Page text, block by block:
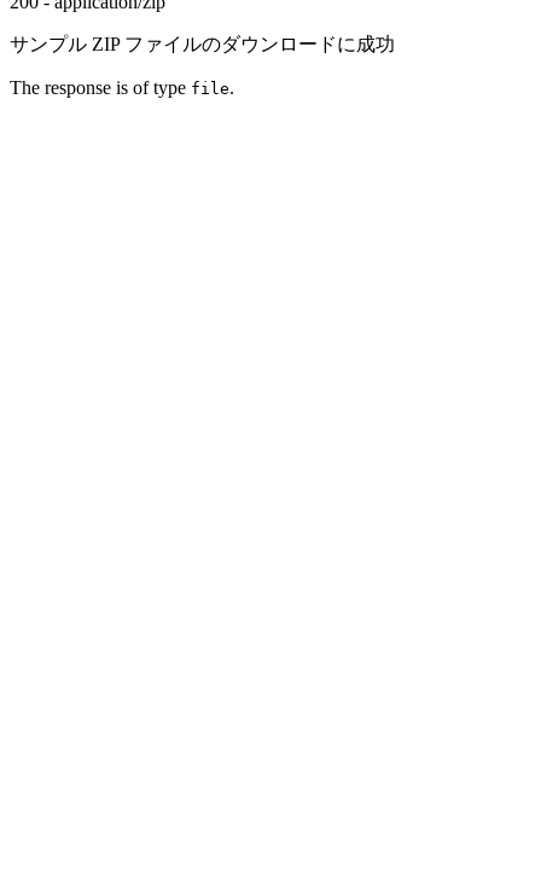
サンプル ZIP ファイルのダウンロードに成功
The response is of type file.